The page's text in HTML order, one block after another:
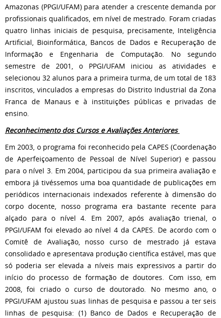
Amazonas (PPGI/UFAM) para atender a crescente demanda por
profissionais qualificados, em nível de mestrado. Foram criadas
quatro linhas iniciais de pesquisa, precisamente, Inteligência
Artificial, Bioinformática, Bancos de Dados e Recuperação de
Informação e Engenharia de Computação. No segundo
semestre de 2001, o PPGI/UFAM iniciou as atividades e
selecionou 32 alunos para a primeira turma, de um total de 183
inscritos, vinculados a empresas do Distrito Industrial da Zona
Franca de Manaus e à instituições públicas e privadas de
ensino.
Reconhecimento dos Cursos e Avaliações Anteriores
Em 2003, o programa foi reconhecido pela CAPES (Coordenação
de Aperfeiçoamento de Pessoal de Nível Superior) e passou
para o nível 3. Em 2004, participou da sua primeira avaliação e
embora já tivéssemos uma boa quantidade de publicações em
periódicos internacionais indexados referente à dimensão do
corpo docente, nosso programa era bastante recente para
alçado para o nível 4. Em 2007, após avaliação trienal, o
PPGI/UFAM foi elevado ao nível 4 da CAPES. De acordo com o
Comitê de Avaliação, nosso curso de mestrado já estava
consolidado e apresentava produção científica estável, mas que
só poderia ser elevada a níveis mais expressivos a partir do
início do processo de formação de doutores. Com isso, em
2008, foi criado o curso de doutorado. No mesmo ano, o
PPGI/UFAM ajustou suas linhas de pesquisa e passou a ter seis
linhas de pesquisa: (1) Banco de Dados e Recuperação de